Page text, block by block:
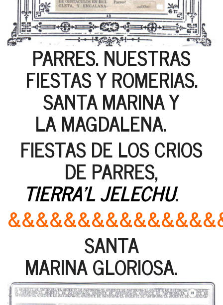
PARRES. NUESTRAS
FIESTAS Y ROMERIAS.
SANTA MARINA Y
LA MAGDALENA.
FIESTAS DE LOS CRIOS
DE PARRES,
TIERRA'L JELECHU.
SANTA
MARINA GLORIOSA.